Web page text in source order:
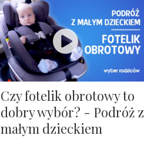
Czy fotelik obrotowy to
dobry wybór? - Podróż z
małym dzieckiem